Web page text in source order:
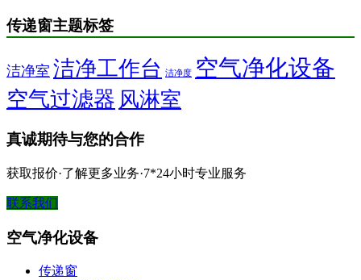
传递窗主题标签
洁净室 洁净工作台 洁净度 空气净化设备
空气过滤器 风淋室
真诚期待与您的合作
获取报价·了解更多业务·7*24小时专业服务
联系我们
空气净化设备
传递窗